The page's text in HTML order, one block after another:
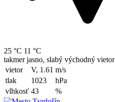
25 °C 11 °C
takmer jasno, slabý východný vietor
vietor
V, 1.61 m/s
tlak
1023
hPa
vlhkosť 43 %